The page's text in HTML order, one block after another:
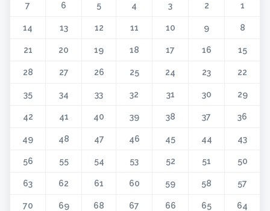
1
2
3
4
5
6
7
8
9
10
11
12
13
14
15
16
17
18
19
20
21
22
23
24
25
26
27
28
29
30
31
32
33
34
35
36
37
38
39
40
41
42
43
44
45
46
47
48
49
50
51
52
53
54
55
56
57
58
59
60
61
62
63
64
65
66
67
68
69
70